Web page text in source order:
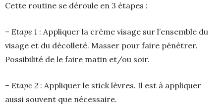
Cette routine se déroule en 3 étapes :
– Etape 1 : Appliquer la crème visage sur l’ensemble du
visage et du décolleté. Masser pour faire pénétrer.
Possibilité de le faire matin et/ou soir.
– Etape 2 : Appliquer le stick lèvres. Il est à appliquer
aussi souvent que nécessaire.